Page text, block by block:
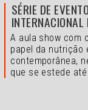
SÉRIE DE
A aula show com
papel da nutrição
contemporânea,
que se estede